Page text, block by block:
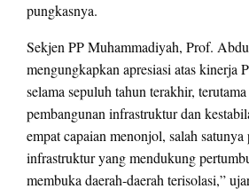
pungkasnya.
Sekjen PP Muhammadiyah, Prof.
mengungkapkan apresiasi atas kinerja
selama sepuluh tahun terakhir,
pembangunan infrastruktur dan
empat capaian menonjol, salah satunya
infrastruktur yang mendukung
membuka daerah-daerah terisolasi,”